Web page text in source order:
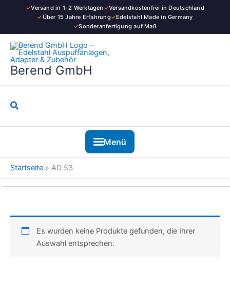
✓Versand in 1–2 Werktagen ✓Versandkostenfrei in Deutschland
✓Über 15 Jahre Erfahrung✓Edelstahl Made in Germany
✓Sonderanfertigung auf Maß
Berend GmbH
Suchen
Menü
Startseite » AD 53
Es wurden keine Produkte gefunden, die Ihrer
Auswahl entsprechen.